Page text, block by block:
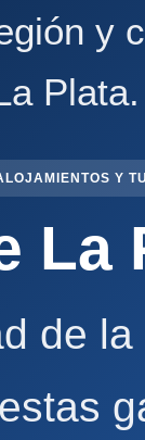
y
Plata.
Y
La
de